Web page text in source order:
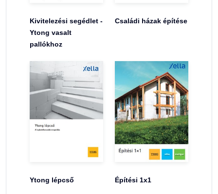
Kivitelezési segédlet -
Ytong vasalt
pallókhoz
Családi házak építése
Ytong lépcső Építési 1x1